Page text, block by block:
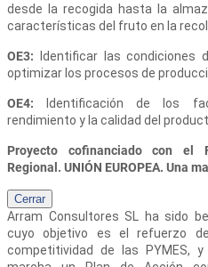
desde la recogida hasta la
características del fruto en la
OE3:
Identificar las condiciones
optimizar los procesos de
OE4:
Identificación de los
rendimiento y la calidad del
Proyecto cofinanciado con el
Regional. UNIÓN EUROPEA. Una
Cerrar
Arram Consultores SL
ha sido
cuyo objetivo es el refuerzo
competitividad de las PYMES,